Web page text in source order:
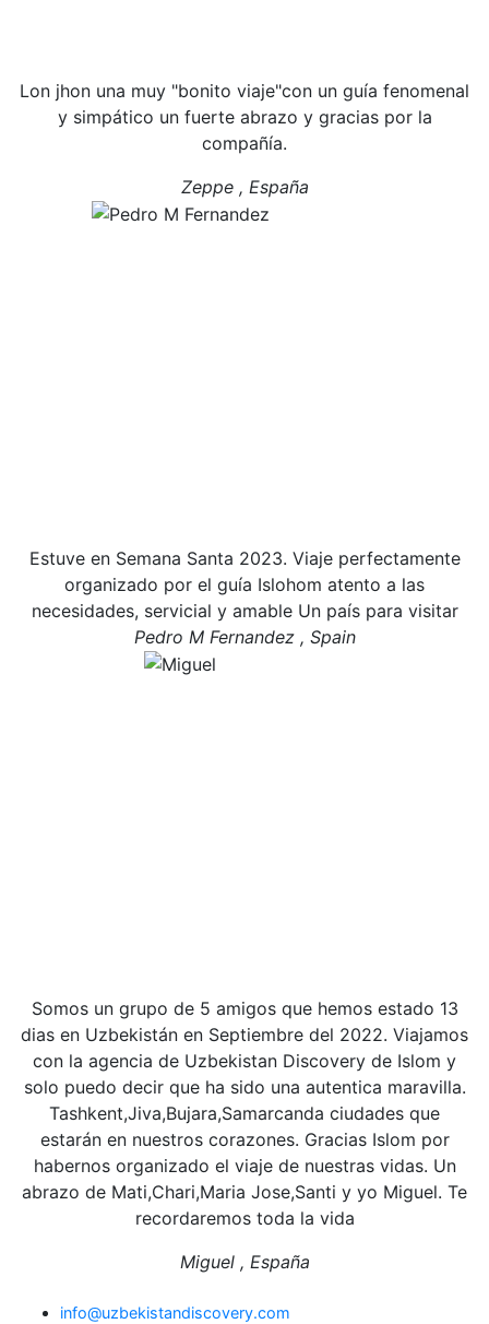
Lon jhon una muy "bonito viaje"con un guía fenomenal
y simpático un fuerte abrazo y gracias por la
compañía.
Zeppe , España
Estuve en Semana Santa 2023. Viaje perfectamente
organizado por el guía Islohom atento a las
necesidades, servicial y amable Un país para visitar
Pedro M Fernandez , Spain
Somos un grupo de 5 amigos que hemos estado 13
dias en Uzbekistán en Septiembre del 2022. Viajamos
con la agencia de Uzbekistan Discovery de Islom y
solo puedo decir que ha sido una autentica maravilla.
Tashkent,Jiva,Bujara,Samarcanda ciudades que
estarán en nuestros corazones. Gracias Islom por
habernos organizado el viaje de nuestras vidas. Un
abrazo de Mati,Chari,Maria Jose,Santi y yo Miguel. Te
recordaremos toda la vida
Miguel , España
info@uzbekistandiscovery.com